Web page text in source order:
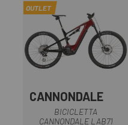
OUTLET
CANNONDALE
BICICLETTA
CANNONDALE LAB71